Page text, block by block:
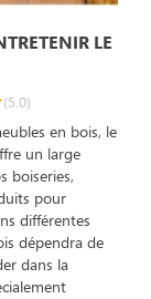
LE
(5.0)
en bois, le
un large
boiseries,
pour
différentes
dépendra de
dans la